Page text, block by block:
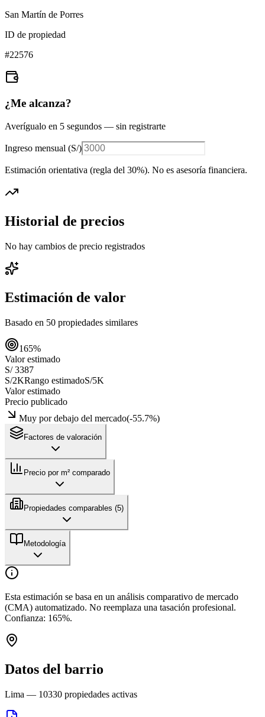
San Martín de Porres
ID de propiedad
#22576
¿Me alcanza?
Averígualo en 5 segundos — sin registrarte
Ingreso mensual (S/)
Estimación orientativa (regla del 30%). No es asesoría financiera.
Historial de precios
No hay cambios de precio registrados
Estimación de valor
Basado en 50 propiedades similares
165%
Valor estimado
S/ 3387
S/2KRango estimadoS/5K
Valor estimado
Precio publicado
Muy por debajo del mercado(-55.7%)
Factores de valoración
Precio por m² comparado
Propiedades comparables (5)
Metodología
Esta estimación se basa en un análisis comparativo de mercado
(CMA) automatizado. No reemplaza una tasación profesional.
Confianza: 165%.
Datos del barrio
Lima — 10330 propiedades activas